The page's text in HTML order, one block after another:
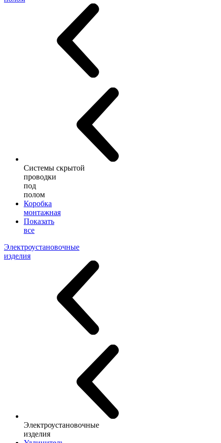
Системы скрытой
проводки
под
полом
Коробка
монтажная
Показать
все
Электроустановочные
изделия
Электроустановочные
изделия